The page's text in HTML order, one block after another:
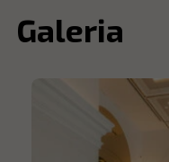
Galeria